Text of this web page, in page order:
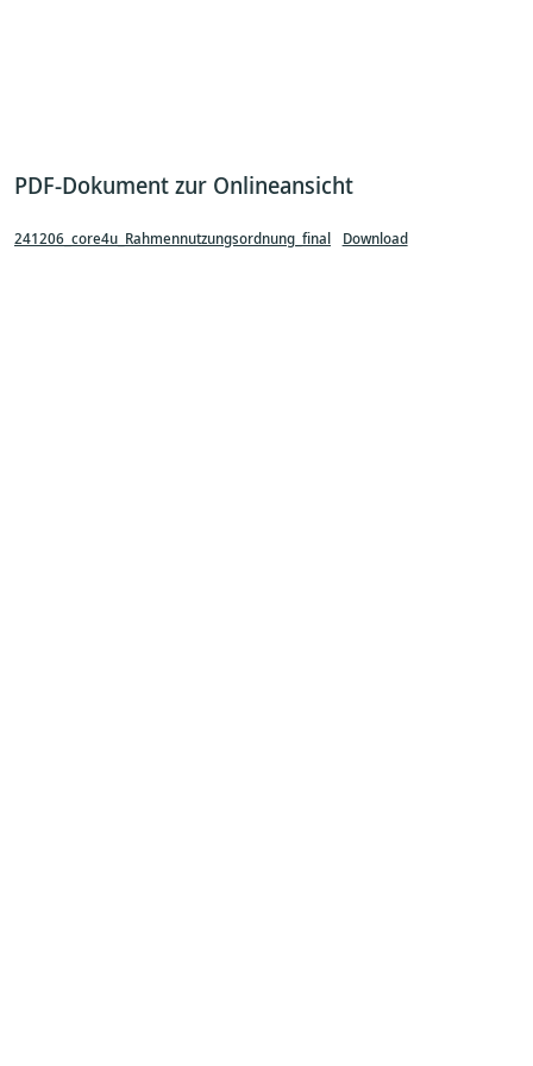
PDF-Dokument zur Onlineansicht
241206_core4u_Rahmennutzungsordnung_final Download